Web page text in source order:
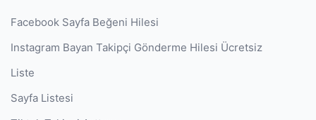
Facebook Sayfa Beğeni Hilesi
Instagram Bayan Takipçi Gönderme Hilesi Ücretsiz
Liste
Sayfa Listesi